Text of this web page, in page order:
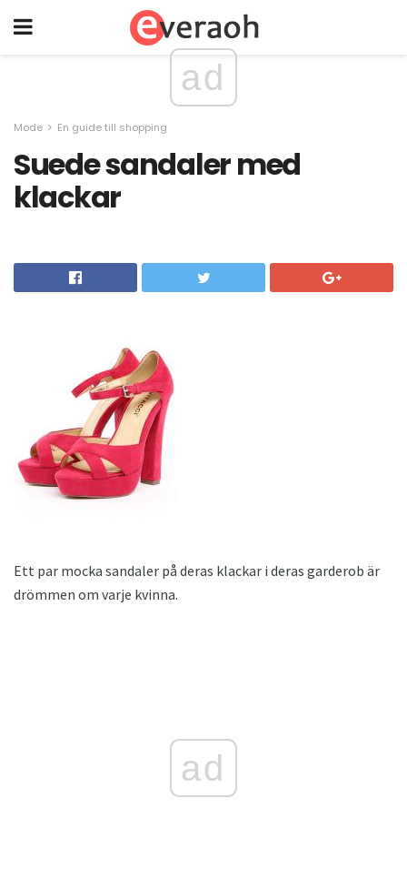
ad
Mode En guide till shopping
Suede sandaler med
klackar
Ett par mocka sandaler på deras klackar i deras garderob är
drömmen om varje kvinna.
ad